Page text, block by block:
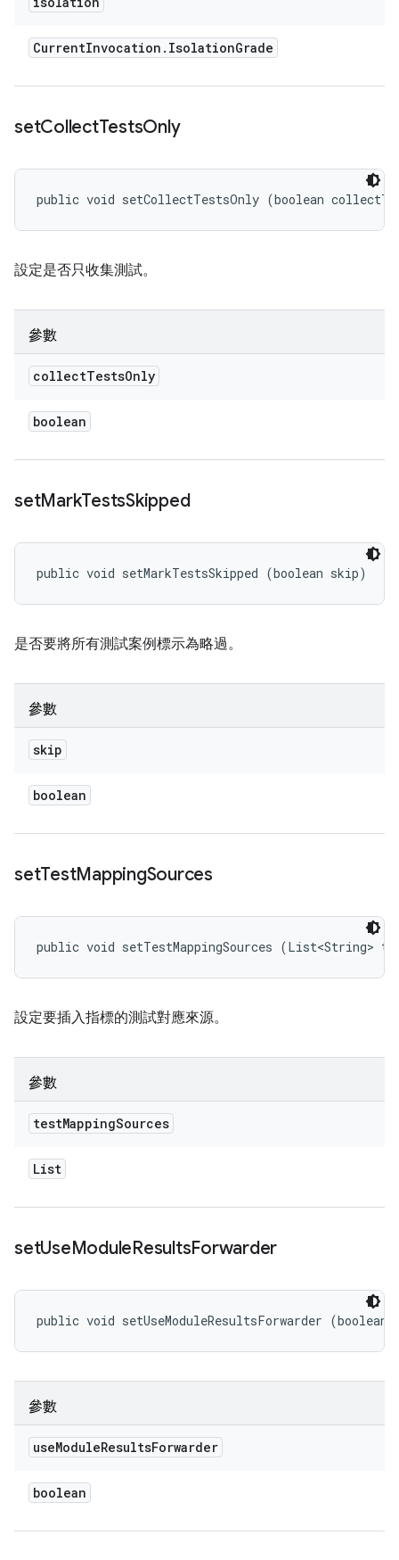
CurrentInvocation . IsolationGrade
setCollectTestsOnly
public void setCollectTestsOnly (boolean
設定是否只收集測試。
參數
collectTestsOnly
boolean
setMarkTestsSkipped
public void setMarkTestsSkipped (boolean skip)
是否要將所有測試案例標示為略過。
參數
skip
boolean
setTestMappingSources
public void setTestMappingSources (List<String>
設定要插入指標的測試對應來源。
參數
testMappingSources
List
setUseModuleResultsForwarder
public void setUseModuleResultsForwarder (boolean
參數
useModuleResultsForwarder
boolean